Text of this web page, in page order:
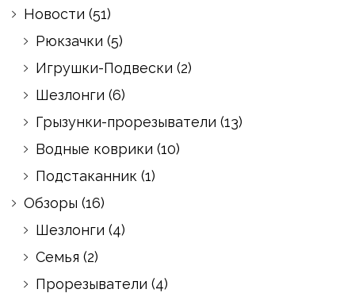
Новости (51)
Рюкзачки (5)
Игрушки-Подвески (2)
Шезлонги (6)
Грызунки-прорезыватели (13)
Водные коврики (10)
Подстаканник (1)
Обзоры (16)
Шезлонги (4)
Семья (2)
Прорезыватели (4)